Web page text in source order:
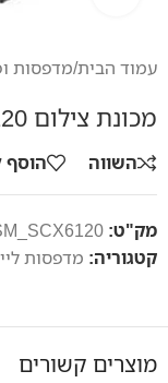
עמוד הבית/מדפסות
מכונת צילום Samsung SCX-6120
השווה
מק"ט:
קטגוריה: מדפסות
מוצרים קשורים